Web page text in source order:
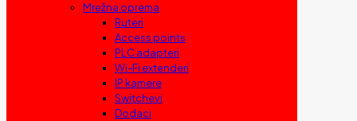
Mrežna oprema
Ruteri
Access points
PLC adapteri
Wi-Fi extenderi
IP kamere
Switchevi
Dodaci